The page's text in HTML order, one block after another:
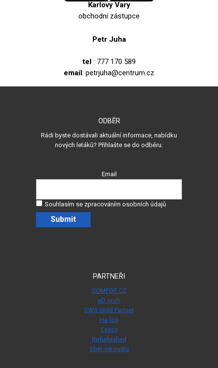
Petr Juha
tel : 777 170 589
email: petrjuha@centrum.cz
Karlovy Vary
obchodní zástupce
ODBĚR
Rádi byste dostávali aktuální informace, nabídku
nových letáků? Přihlašte se do odběru.
Email
Souhlasím se zpracováním osobních údajů
Submit
PARTNEŘI
COMFOR.CZ
eD profi
SWS Gold Partner
Ha-loo
Essox
Refurbished
Sběr-inkoustu